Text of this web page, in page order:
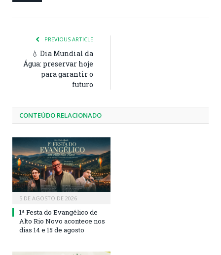
PREVIOUS ARTICLE
💧 Dia Mundial da
Água: preservar hoje
para garantir o
futuro
CONTEÚDO RELACIONADO
5 DE AGOSTO DE 2026
1ª Festa do Evangélico de
Alto Rio Novo acontece nos
dias 14 e 15 de agosto